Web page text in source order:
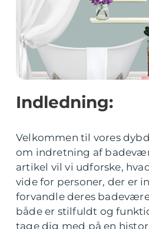
Indledning:
Velkommen til vores
om indretning af
artikel vil vi udforske,
vide for personer, der er
forvandle deres
både er stilfuldt og
tage dig med på en